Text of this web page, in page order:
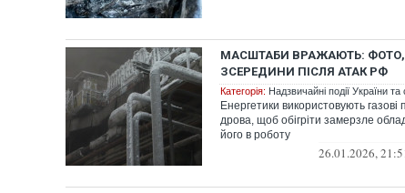
МАСШТАБИ ВРАЖАЮТЬ: ФОТО,
ЗСЕРЕДИНИ ПІСЛЯ АТАК РФ
Категорія: Надзвичайні події України та
Енергетики використовують газові
дрова, щоб обігріти замерзле
його в роботу
26.01.2026,